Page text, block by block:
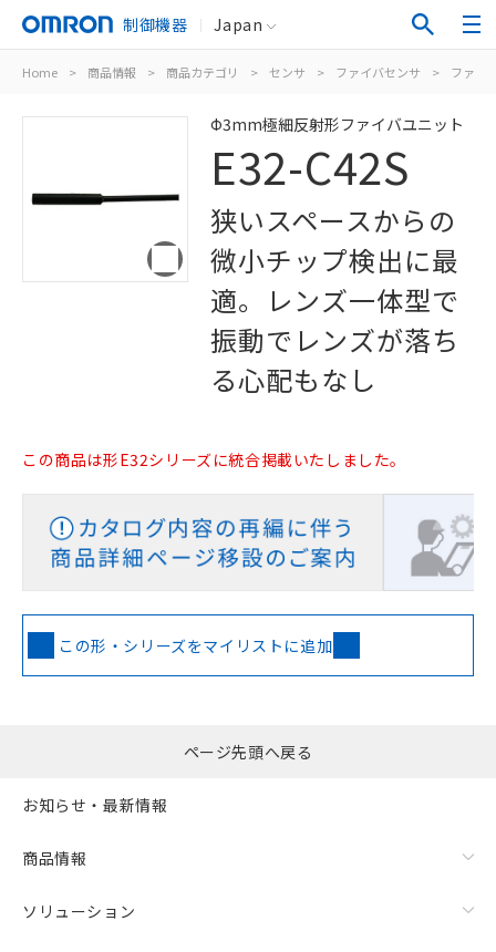
制御機器 Japan
Home > 商品情報 > 商品カテゴリ > センサ > ファイバセンサ > ファイ
Φ3mm極細反射形ファイバユニット
E32-C42S
狭いスペースからの
微小チップ検出に最
適。レンズ一体型で
振動でレンズが落ち
る心配もなし
この商品は形E32シリーズに統合掲載いたしました。
この形・シリーズをマイリストに追加
ページ先頭へ戻る
お知らせ・最新情報
商品情報
ソリューション